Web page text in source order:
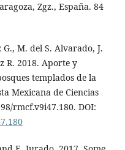
Zgz., España. 84
M. del S. Alvarado, J.
R. 2018. Aporte y
templados de la
Mexicana de Ciencias
rmcf.v9i47.180. DOI: